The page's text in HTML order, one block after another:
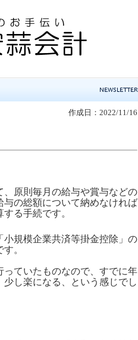
作成日：2022/11/16
原則毎月の給与や賞与などの
の総額について納めなければ
る手続です。
規模企業共済等掛金控除」の
。
ていたものなので、すでに年
し楽になる、という感じでし